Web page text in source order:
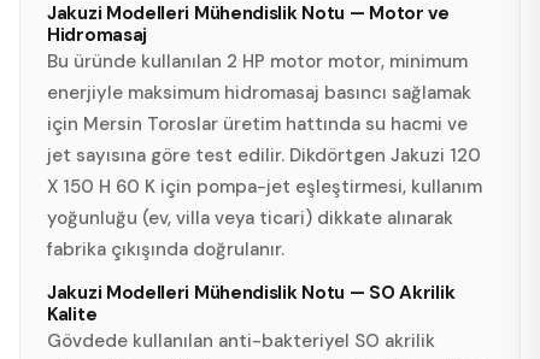
Jakuzi Modelleri Mühendislik Notu — Motor ve
Hidromasaj
Bu üründe kullanılan 2 HP motor motor, minimum
enerjiyle maksimum hidromasaj basıncı sağlamak
için Mersin Toroslar üretim hattında su hacmi ve
jet sayısına göre test edilir. Dikdörtgen Jakuzi 120
X 150 H 60 K için pompa-jet eşleştirmesi, kullanım
yoğunluğu (ev, villa veya ticari) dikkate alınarak
fabrika çıkışında doğrulanır.
Jakuzi Modelleri Mühendislik Notu — SO Akrilik
Kalite
Gövdede kullanılan anti-bakteriyel SO akrilik